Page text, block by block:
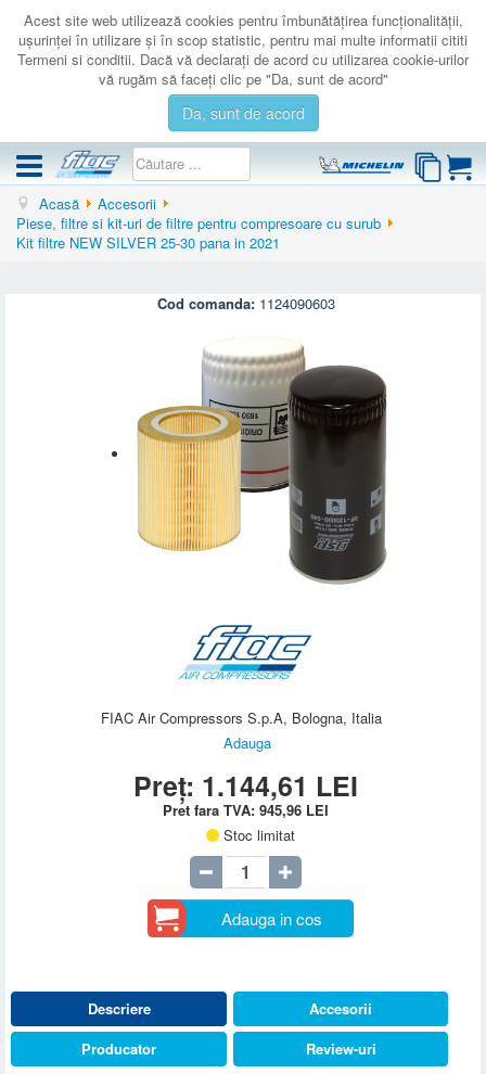
Acest site web utilizează cookies pentru îmbunătăţirea funcţionalităţii,
uşurinţei în utilizare şi în scop statistic, pentru mai multe informatii cititi
Termeni si conditii. Dacă vă declaraţi de acord cu utilizarea cookie-urilor
vă rugăm să faceţi clic pe "Da, sunt de acord"
Da, sunt de acord
COMPRESOARE
ACCESORII
AUTENTIFICARE
Acasă
Accesorii
Piese, filtre si kit-uri de filtre pentru compresoare cu surub
Kit filtre NEW SILVER 25-30 pana in 2021
Cod comanda: 1124090603
FIAC Air Compressors S.p.A, Bologna, Italia
Adauga
Preț: 1.144,61 LEI
Pret fara TVA:945,96 LEI
Stoc limitat
Adauga in cos
Descriere
Accesorii
Producator
Review-uri